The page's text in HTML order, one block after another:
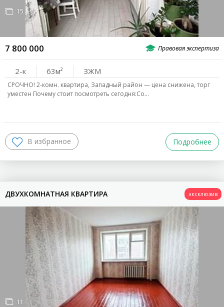
7 800 000
15
2-к 63 ЗЖМ
СРОЧНО! 2-комн. квартира, Западный район — цена снижена, торг
уместен Почему стоит посмотреть сегодня:Со…
Подробнее
ДВУХКОМНАТНАЯ КВАРТИРА
11